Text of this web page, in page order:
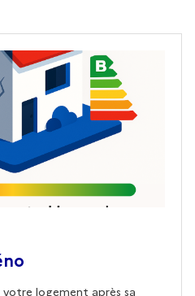
votre logement après sa